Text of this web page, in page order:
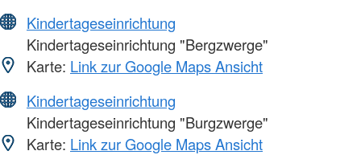
Kindertageseinrichtung
Kindertageseinrichtung "Bergzwerge"
Karte: Link zur Google Maps Ansicht
Kindertageseinrichtung
Kindertageseinrichtung "Burgzwerge"
Karte: Link zur Google Maps Ansicht